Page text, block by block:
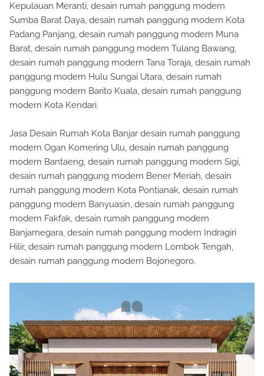
Kepulauan Meranti, desain rumah panggung modern
Sumba Barat Daya, desain rumah panggung modern Kota
Padang Panjang, desain rumah panggung modern Muna
Barat, desain rumah panggung modern Tulang Bawang,
desain rumah panggung modern Tana Toraja, desain rumah
panggung modern Hulu Sungai Utara, desain rumah
panggung modern Barito Kuala, desain rumah panggung
modern Kota Kendari.
Jasa Desain Rumah Kota Banjar desain rumah panggung
modern Ogan Komering Ulu, desain rumah panggung
modern Bantaeng, desain rumah panggung modern Sigi,
desain rumah panggung modern Bener Meriah, desain
rumah panggung modern Kota Pontianak, desain rumah
panggung modern Banyuasin, desain rumah panggung
modern Fakfak, desain rumah panggung modern
Banjarnegara, desain rumah panggung modern Indragiri
Hilir, desain rumah panggung modern Lombok Tengah,
desain rumah panggung modern Bojonegoro.